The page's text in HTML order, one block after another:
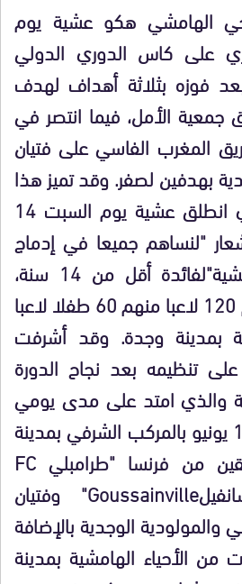
الهامشي هكو عشية يوم
الجاري على كاس الدوري الدولي
فوزه بثلاثة أهداف لهدف
جمعية الأمل، فيما انتصر في
المغرب الفاسي على فتيان
بهدفين لصفر. وقد تميز هذا
الدوري الدولي الذي انطلق عشية يوم السبت 14
"لنساهم جميعا في إدماج
أطفال الأحياء الهامشية"لفائدة أقل من 14 سنة،
بمشاركة 8 فرق تضم 120 لاعبا منهم 60 طفلا لاعبا
بمدينة وجدة. وقد أشرفت
تنظيمه بعد نجاح الدورة
والذي امتد على مدى يومي
السبت 14 والأحد 15 يونيو بالمركب الشرفي بمدينة
وجدة بمشاركة فريقين من فرنسا "طرامبلي FC
Tremblay" وكوسانفيلGoussainville" وفتيان
الوجدية بالإضافة
من الأحياء الهامشية بمدينة